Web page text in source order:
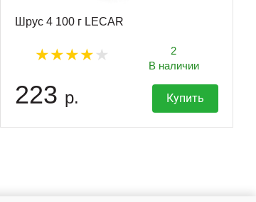
Шрус 4 100 г LECAR
2
В наличии
223 р. Купить